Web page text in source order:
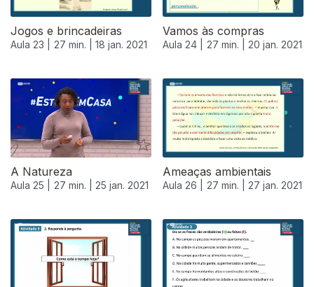
Jogos e brincadeiras
Aula 23 | 27 min. | 18 jan. 2021
Vamos às compras
Aula 24 | 27 min. | 20 jan. 2021
A Natureza
Aula 25 | 27 min. | 25 jan. 2021
Ameaças ambientais
Aula 26 | 27 min. | 27 jan. 2021